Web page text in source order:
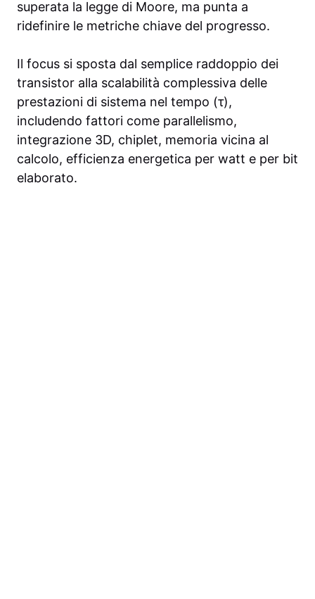
superata la legge di Moore, ma punta a
ridefinire le metriche chiave del progresso.
Il focus si sposta dal semplice raddoppio dei
transistor alla scalabilità complessiva delle
prestazioni di sistema nel tempo (τ),
includendo fattori come parallelismo,
integrazione 3D, chiplet, memoria vicina al
calcolo, efficienza energetica per watt e per bit
elaborato.